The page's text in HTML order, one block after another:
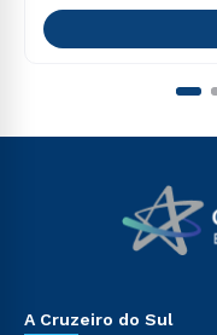
A Cruzeiro do Sul